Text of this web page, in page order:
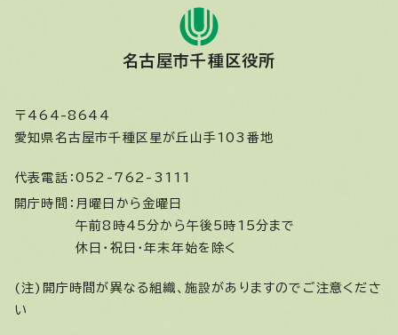
名古屋市千種区役所
〒464-8644
愛知県名古屋市千種区星が丘山手103番地
代表電話： 052-762-3111
開庁時間： 月曜日から金曜日
午前8時45分から午後5時15分まで
休日・祝日・年末年始を除く
(注)開庁時間が異なる組織、施設がありますのでご注意くださ
い